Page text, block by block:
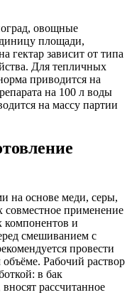
овощные
площади,
гектар зависит от типа
Для тепличных
приводится на
на 100 л воды
на массу партии
на основе меди, серы,
применение
компонентов и
смешиванием с
провести
Рабочий раствор
в бак
рассчитанное